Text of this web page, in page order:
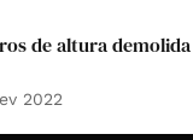
de altura
2022